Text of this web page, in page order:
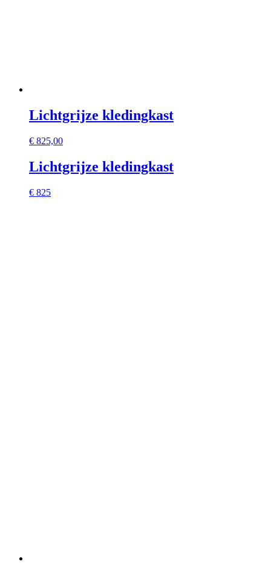
Lichtgrijze kledingkast
€ 825,00
Lichtgrijze kledingkast
€ 825